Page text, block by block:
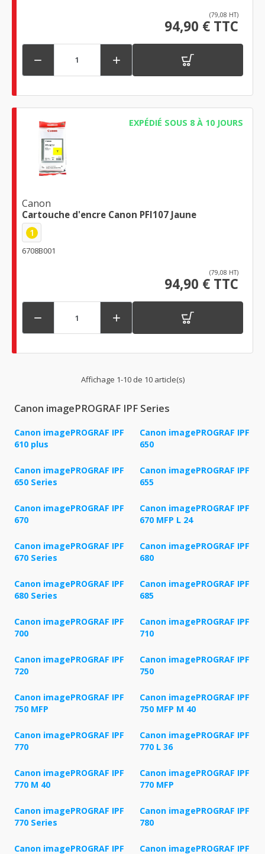
(79,08 HT)
94,90 € TTC
 
EXPÉDIÉ SOUS 8 À 10 JOURS
Canon
Cartouche d'encre Canon PFI107 Jaune
1
6708B001
(79,08 HT)
94,90 € TTC
 
Affichage 1-10 de 10 article(s)
Canon imagePROGRAF IPF Series
Canon imagePROGRAF IPF
610 plus
Canon imagePROGRAF IPF
650
Canon imagePROGRAF IPF
650 Series
Canon imagePROGRAF IPF
655
Canon imagePROGRAF IPF
670
Canon imagePROGRAF IPF
670 MFP L 24
Canon imagePROGRAF IPF
670 Series
Canon imagePROGRAF IPF
680
Canon imagePROGRAF IPF
680 Series
Canon imagePROGRAF IPF
685
Canon imagePROGRAF IPF
700
Canon imagePROGRAF IPF
710
Canon imagePROGRAF IPF
720
Canon imagePROGRAF IPF
750
Canon imagePROGRAF IPF
750 MFP
Canon imagePROGRAF IPF
750 MFP M 40
Canon imagePROGRAF IPF
770
Canon imagePROGRAF IPF
770 L 36
Canon imagePROGRAF IPF
770 M 40
Canon imagePROGRAF IPF
770 MFP
Canon imagePROGRAF IPF
770 Series
Canon imagePROGRAF IPF
780
Canon imagePROGRAF IPF
Canon imagePROGRAF IPF